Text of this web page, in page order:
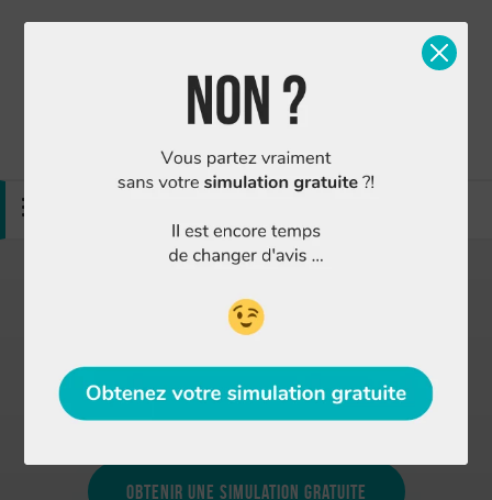
Simulation gratuite Nous contacter
4.98/5
Vous aimeriez obtenir un prêt immobilier, une
assurance emprunteur ou un regroupement de
Obtenir une simulation gratuite